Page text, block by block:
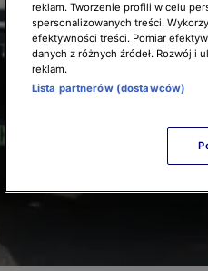
reklam. Tworzenie profili w celu
spersonalizowanych treści.
efektywności treści. Pomiar
danych z różnych źródeł. Rozwój i
reklam.
Lista partnerów (dostawców)